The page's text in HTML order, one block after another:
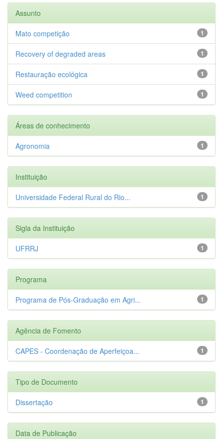
Assunto
1
Mato competição
1
Recovery of degraded areas
1
Restauração ecológica
1
Weed competition
Áreas de conhecimento
1
Agronomia
Instituição
1
Universidade Federal Rural do Rio...
Sigla da Instituição
1
UFRRJ
Programa
1
Programa de Pós-Graduação em Agri...
Agência de Fomento
1
CAPES - Coordenação de Aperfeiçoa...
Tipo de Documento
1
Dissertação
Data de Publicação